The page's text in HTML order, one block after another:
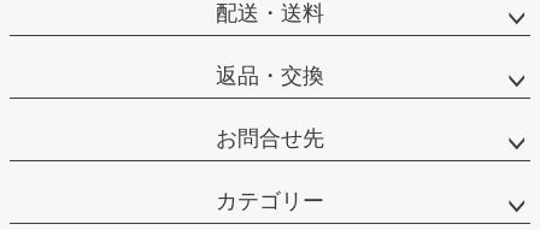
配送・送料
返品・交換
お問合せ先
カテゴリー